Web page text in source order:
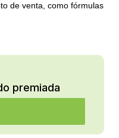
de venta, como fórmulas
premiada